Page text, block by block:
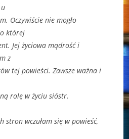
Oczywiście nie mogło
której
Jej życiowa mądrość i
z
tej powieści. Zawsze ważna i
rolę w życiu sióstr.
stron wczułam się w powieść,